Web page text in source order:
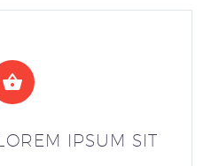


IPSUM SIT